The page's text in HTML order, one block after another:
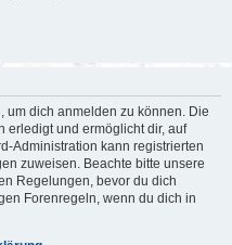
um dich anmelden zu können. Die
erledigt und ermöglicht dir, auf
Administration kann registrierten
zuweisen. Beachte bitte unsere
Regelungen, bevor du dich
Forenregeln, wenn du dich in